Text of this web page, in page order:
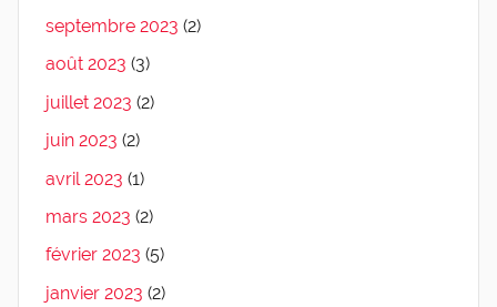
septembre 2023 (2)
août 2023 (3)
juillet 2023 (2)
juin 2023 (2)
avril 2023 (1)
mars 2023 (2)
février 2023 (5)
janvier 2023 (2)